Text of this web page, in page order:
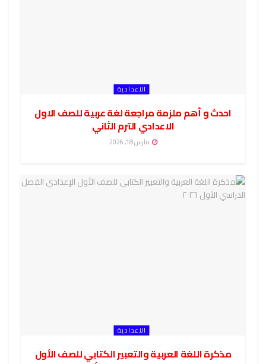
الاعدادية
احدث و أهم ملزمة مراجعة لغة عربية للصف الاول
الاعدادي الترم الثاني
مارس 18, 2026
الاعدادية
مذكرة اللغة العربية والتعبير الكتابي للصف الأول